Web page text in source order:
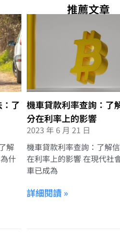
推薦文章
了
解
什
機車貸款利率查詢：了
分在利率上的影響
2023 年 6 月 21 日
機車貸款利率查詢：了解
在利率上的影響 在現代社
車已成為
詳細閱讀 »